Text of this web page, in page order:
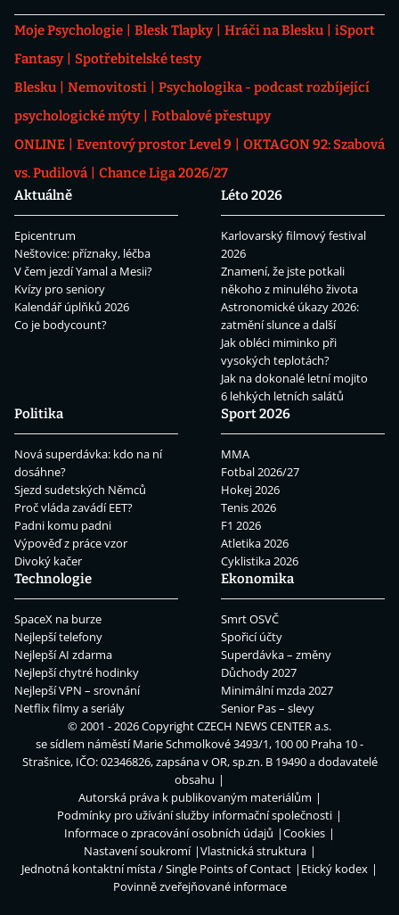
Moje Psychologie Blesk Tlapky Hráči na Blesku
iSport
Fantasy
Spotřebitelské testy
Blesku
Nemovitosti
Psychologika - podcast rozbíjející
psychologické mýty
Fotbalové přestupy
ONLINE
Eventový prostor Level 9
OKTAGON 92: Szabová
vs. Pudilová
Chance Liga 2026/27
Aktuálně
Epicentrum
Neštovice: příznaky, léčba
V čem jezdí Yamal a Mesii?
Kvízy pro seniory
Kalendář úplňků 2026
Co je bodycount?
Léto 2026
Karlovarský filmový festival
2026
Znamení, že jste potkali
někoho z minulého života
Astronomické úkazy 2026:
zatmění slunce a další
Jak obléci miminko při
vysokých teplotách?
Jak na dokonalé letní mojito
6 lehkých letních salátů
Politika
Nová superdávka: kdo na ní
dosáhne?
Sjezd sudetských Němců
Proč vláda zavádí EET?
Padni komu padni
Výpověď z práce vzor
Divoký kačer
Sport 2026
MMA
Fotbal 2026/27
Hokej 2026
Tenis 2026
F1 2026
Atletika 2026
Cyklistika 2026
Technologie
SpaceX na burze
Nejlepší telefony
Nejlepší AI zdarma
Nejlepší chytré hodinky
Nejlepší VPN – srovnání
Netflix filmy a seriály
Ekonomika
Smrt OSVČ
Spořicí účty
Superdávka – změny
Důchody 2027
Minimální mzda 2027
Senior Pas – slevy
© 2001 - 2026 CopyrightCZECH NEWS CENTER a.s.
se sídlem náměstí Marie Schmolkové 3493/1, 100 00 Praha 10 -
Strašnice, IČO: 02346826, zapsána v OR, sp.zn. B 19490 a dodavatelé
obsahu
Autorská práva k publikovaným materiálům
Podmínky pro užívání služby informační společnosti
Informace o zpracování osobních údajů
Cookies
Nastavení soukromí
Vlastnická struktura
Jednotná kontaktní místa / Single Points of Contact
Etický kodex
Povinně zveřejňované informace